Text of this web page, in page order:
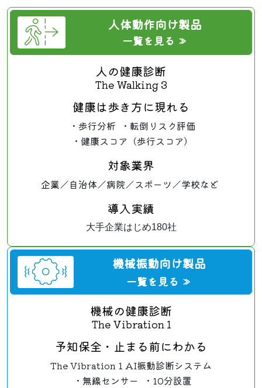
人体動作向け製品
一覧を見る ≫
人の健康診断
The Walking 3
健康は歩き方に現れる
・歩行分析
・転倒リスク評価
・健康スコア（歩行スコア）
対象業界
企業／自治体／病院／スポーツ／学校など
導入実績
大手企業はじめ180社
機械振動向け製品
一覧を見る ≫
機械の健康診断
The Vibration 1
予知保全・止まる前にわかる
The Vibration 1 AI振動診断システム
・無線センサー
・10分設置